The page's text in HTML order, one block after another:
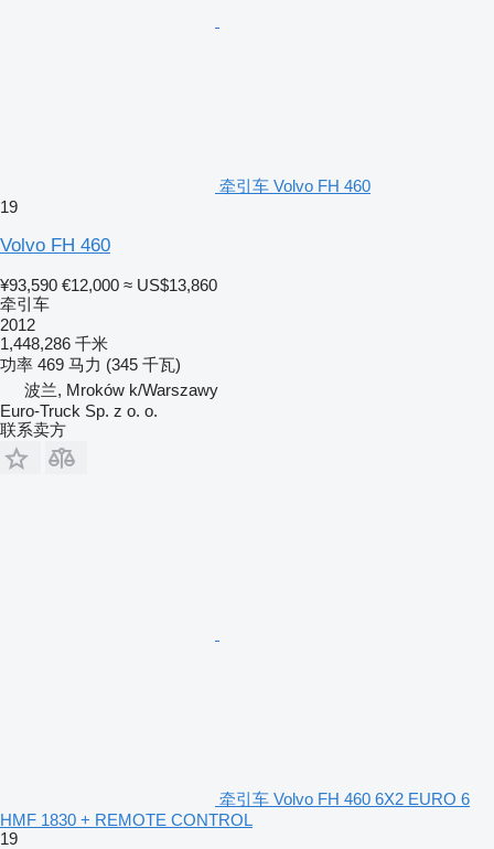
牵引车 Volvo FH 460
19
Volvo FH 460
¥93,590 €12,000 ≈ US$13,860
牵引车
2012
1,448,286 千米
功率 469 马力 (345 千瓦)
波兰, Mroków k/Warszawy
Euro-Truck Sp. z o. o.
联系卖方
牵引车 Volvo FH 460 6X2 EURO 6
HMF 1830 + REMOTE CONTROL
19